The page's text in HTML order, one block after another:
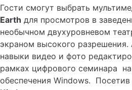
Гости смогут выбрать
Earth для просмотров в
необычном двухуровневом
экраном высокого разрешения.
навыки видео и фото
рамках цифрового семинара
обеспечения Windows. Посетив